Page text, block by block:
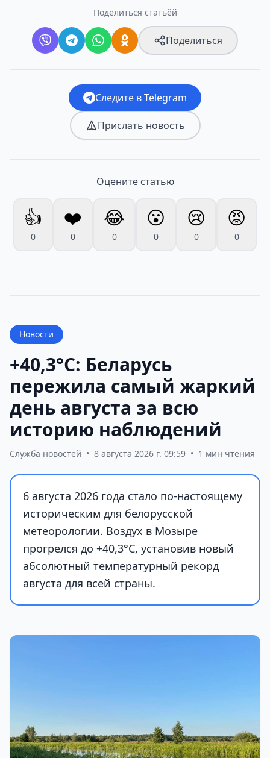
Поделиться статьёй
Поделиться
Следите в Telegram
Прислать новость
Оцените статью
👍
0
❤️
0
😂
0
😮
0
😢
0
😡
0
Новости
+40,3°С: Беларусь
пережила самый жаркий
день августа за всю
историю наблюдений
Служба новостей • 8 августа 2026 г. 09:59 • 1 мин чтения
6 августа 2026 года стало по-настоящему
историческим для белорусской
метеорологии. Воздух в Мозыре
прогрелся до +40,3°С, установив новый
абсолютный температурный рекорд
августа для всей страны.